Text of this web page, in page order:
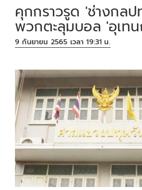
คุกกราวรูด 'ช่างกล
พวกตะลุมบอล 'อุเท
9 กันยายน 2565 เวลา 19:31 น.